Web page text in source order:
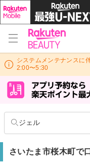
システムメンテナンスに
2:00〜5:30
ジェル
さいたま市桜木町で